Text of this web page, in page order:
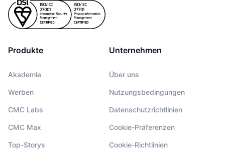
Produkte
Akademie
Werben
CMC Labs
CMC Max
Top-Storys
Unternehmen
Über uns
Nutzungsbedingungen
Datenschutzrichtlinien
Cookie-Präferenzen
Cookie-Richtlinien